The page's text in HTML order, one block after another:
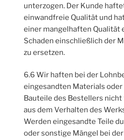
unterzogen. Der Kunde
einwandfreie Qualität und
einer mangelhaften Qualität
Schaden einschließlich der
zu ersetzen.
6.6 Wir haften bei der
eingesandten Materials
Bauteile des Bestellers
aus dem Verhalten des
Werden eingesandte Teile
oder sonstige Mängel bei